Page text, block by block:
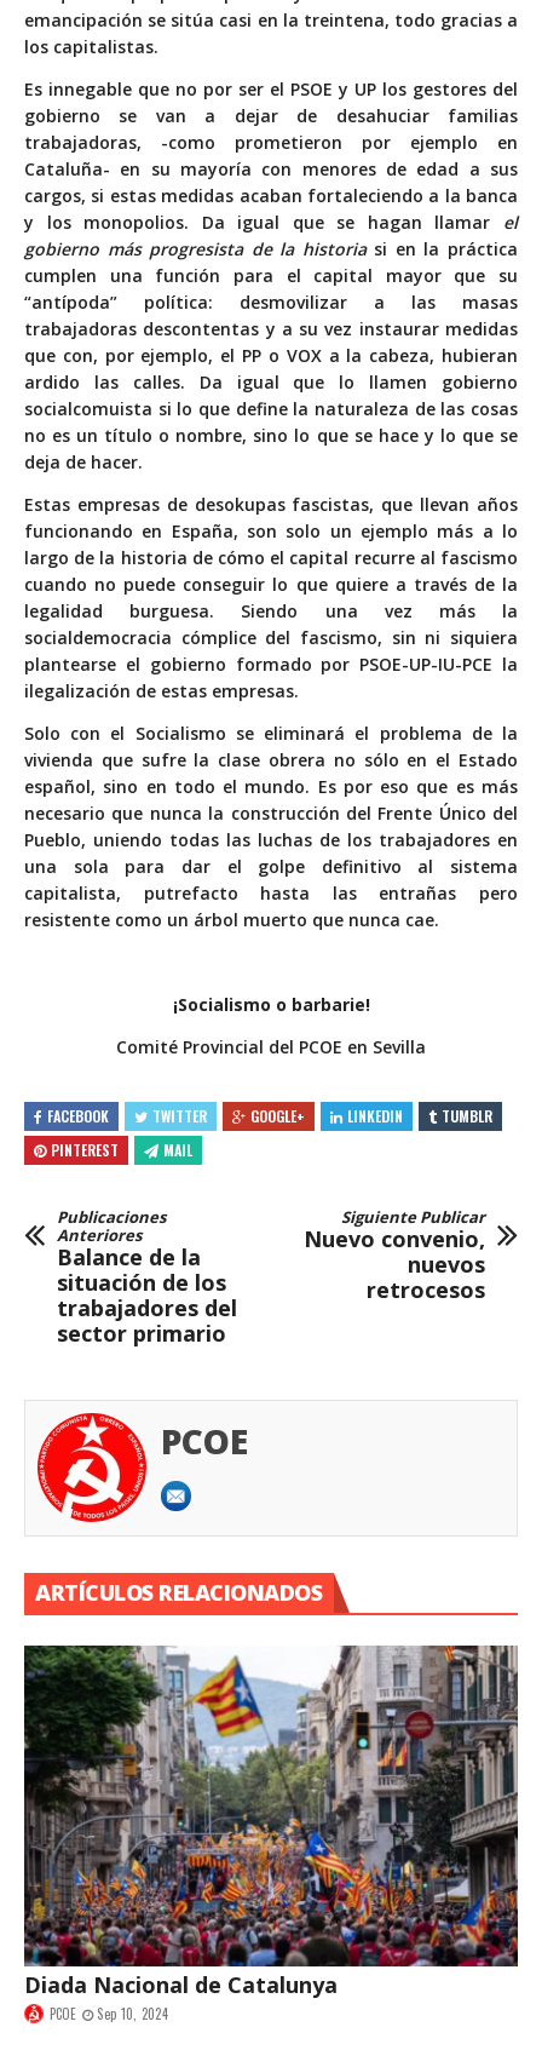
emancipación se sitúa casi en la treintena, todo gracias a
los capitalistas.
Es innegable que no por ser el PSOE y UP los gestores del
gobierno se van a dejar de desahuciar familias
trabajadoras, -como prometieron por ejemplo en
Cataluña- en su mayoría con menores de edad a sus
cargos, si estas medidas acaban fortaleciendo a la banca
y los monopolios. Da igual que se hagan llamar el
gobierno más progresista de la historia si en la práctica
cumplen una función para el capital mayor que su
“antípoda” política: desmovilizar a las masas
trabajadoras descontentas y a su vez instaurar medidas
que con, por ejemplo, el PP o VOX a la cabeza, hubieran
ardido las calles. Da igual que lo llamen gobierno
socialcomuista si lo que define la naturaleza de las cosas
no es un título o nombre, sino lo que se hace y lo que se
deja de hacer.
Estas empresas de desokupas fascistas, que llevan años
funcionando en España, son solo un ejemplo más a lo
largo de la historia de cómo el capital recurre al fascismo
cuando no puede conseguir lo que quiere a través de la
legalidad burguesa. Siendo una vez más la
socialdemocracia cómplice del fascismo, sin ni siquiera
plantearse el gobierno formado por PSOE-UP-IU-PCE la
ilegalización de estas empresas.
Solo con el Socialismo se eliminará el problema de la
vivienda que sufre la clase obrera no sólo en el Estado
español, sino en todo el mundo. Es por eso que es más
necesario que nunca la construcción del Frente Único del
Pueblo, uniendo todas las luchas de los trabajadores en
una sola para dar el golpe definitivo al sistema
capitalista, putrefacto hasta las entrañas pero
resistente como un árbol muerto que nunca cae.
¡Socialismo o barbarie!
Comité Provincial del PCOE en Sevilla
FACEBOOK TWITTER GOOGLE+ LINKEDIN
TUMBLR
PINTEREST
MAIL
Publicaciones
Anteriores
Balance de la
situación de los
trabajadores del
sector primario
Siguiente Publicar
Nuevo convenio,
nuevos
retrocesos
PCOE
ARTÍCULOS RELACIONADOS
Diada Nacional de Catalunya
PCOE Sep 10, 2024